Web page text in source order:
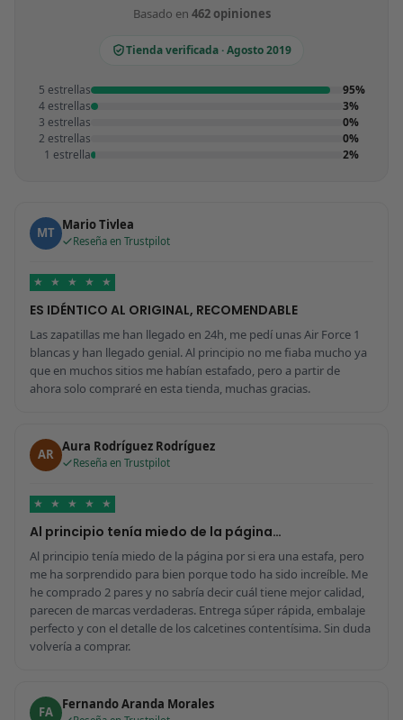
Basado en 462 opiniones
Tienda verificada · Agosto 2019
5 estrellas
95%
4 estrellas
3%
3 estrellas
0%
2 estrellas
0%
1 estrella
2%
MT Mario Tivlea
Reseña en Trustpilot
★ ★ ★ ★ ★
ES IDÉNTICO AL ORIGINAL, RECOMENDABLE
Las zapatillas me han llegado en 24h, me pedí unas Air Force 1
blancas y han llegado genial. Al principio no me fiaba mucho ya
que en muchos sitios me habían estafado, pero a partir de
ahora solo compraré en esta tienda, muchas gracias.
AR Aura Rodríguez Rodríguez
Reseña en Trustpilot
★ ★ ★ ★ ★
Al principio tenía miedo de la página…
Al principio tenía miedo de la página por si era una estafa, pero
me ha sorprendido para bien porque todo ha sido increíble. Me
he comprado 2 pares y no sabría decir cuál tiene mejor calidad,
parecen de marcas verdaderas. Entrega súper rápida, embalaje
perfecto y con el detalle de los calcetines contentísima. Sin duda
volvería a comprar.
FA Fernando Aranda Morales